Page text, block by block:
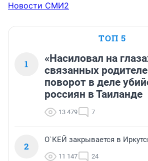
Новости СМИ2
ТОП 5
1
«Насиловал на
связанных
поворот в деле
россиян в Таиланде
13 479 7
2
О`КЕЙ закрывается в
11 147 24